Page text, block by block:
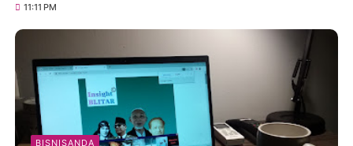
11:11 PM
BISNISANDA